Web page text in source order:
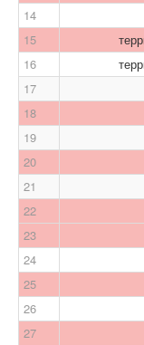
14
15
16
17
18
19
20
21
22
23
24
25
26
27